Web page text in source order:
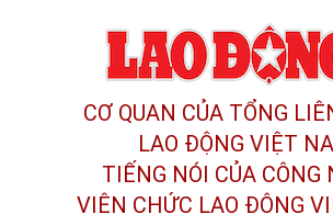
CƠ QUAN CỦA TỔNG
LAO ĐỘNG VIỆT
TIẾNG NÓI CỦA CÔNG
VIÊN CHỨC LAO ĐỘNG